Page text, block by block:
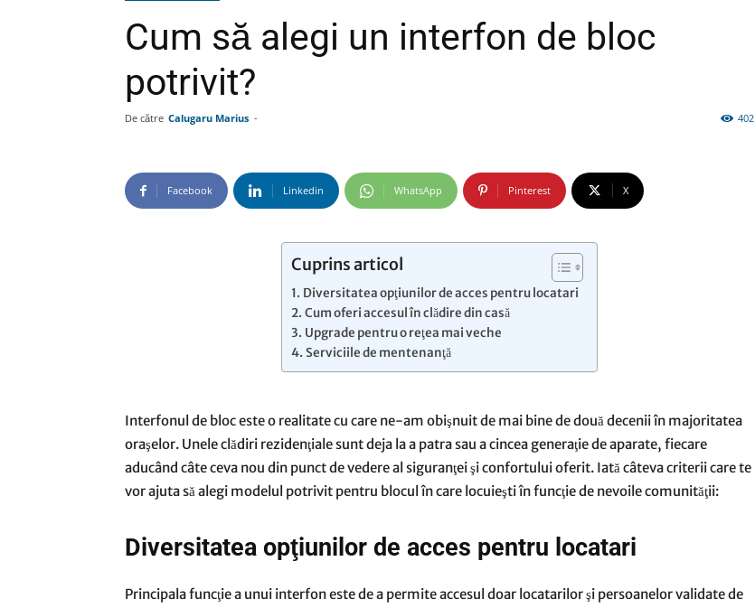
presa
Cum să alegi un interfon de bloc
potrivit?
De către Calugaru Marius - 402
Facebook Linkedin WhatsApp Pinterest X
Cuprins articol
Diversitatea opţiunilor de acces pentru locatari
Cum oferi accesul în clădire din casă
Upgrade pentru o reţea mai veche
Serviciile de mentenanţă
Interfonul de bloc este o realitate cu care ne-am obişnuit de mai bine de două decenii în majoritatea
oraşelor. Unele clădiri rezidenţiale sunt deja la a patra sau a cincea generaţie de aparate, fiecare
aducând câte ceva nou din punct de vedere al siguranţei şi confortului oferit. Iată câteva criterii care te
vor ajuta să alegi modelul potrivit pentru blocul în care locuieşti în funcţie de nevoile comunităţii:
Diversitatea opţiunilor de acces pentru locatari
Principala funcţie a unui interfon este de a permite accesul doar locatarilor şi persoanelor validate de